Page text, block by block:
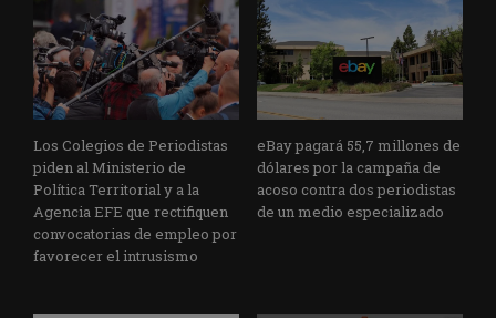
Los Colegios de Periodistas
piden al Ministerio de
Política Territorial y a la
Agencia EFE que rectifiquen
convocatorias de empleo por
favorecer el intrusismo
eBay pagará 55,7 millones de
dólares por la campaña de
acoso contra dos periodistas
de un medio especializado